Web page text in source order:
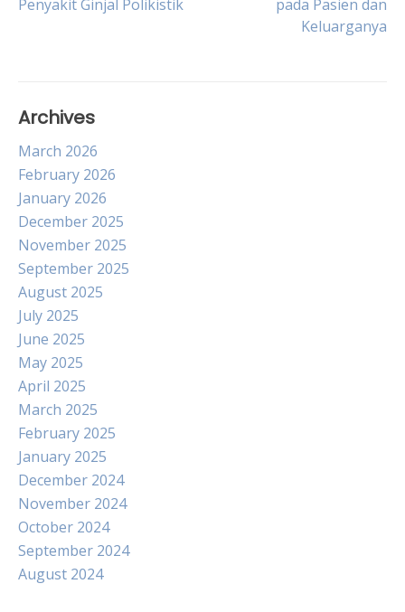
navigation
Penyakit Ginjal Polikistik
pada Pasien dan
Keluarganya
Archives
March 2026
February 2026
January 2026
December 2025
November 2025
September 2025
August 2025
July 2025
June 2025
May 2025
April 2025
March 2025
February 2025
January 2025
December 2024
November 2024
October 2024
September 2024
August 2024